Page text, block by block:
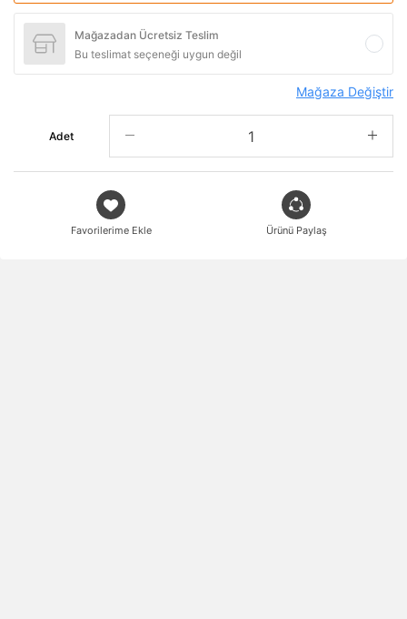
Mağazadan Ücretsiz Teslim
Bu teslimat seçeneği uygun değil
Mağaza Değiştir
Adet
Favorilerime Ekle Ürünü Paylaş